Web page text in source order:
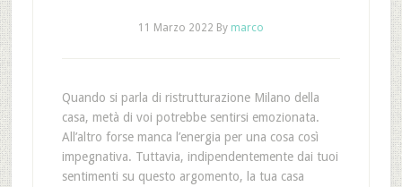
11 Marzo 2022 By marco
Quando si parla di ristrutturazione Milano della
casa, metà di voi potrebbe sentirsi emozionata.
All’altro forse manca l’energia per una cosa così
impegnativa. Tuttavia, indipendentemente dai tuoi
sentimenti su questo argomento, la tua casa